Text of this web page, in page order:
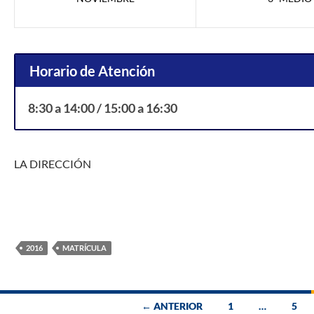
Horario de Atención
8:30 a 14:00 / 15:00 a 16:30
LA DIRECCIÓN
2016 MATRÍCULA
← ANTERIOR 1 … 5